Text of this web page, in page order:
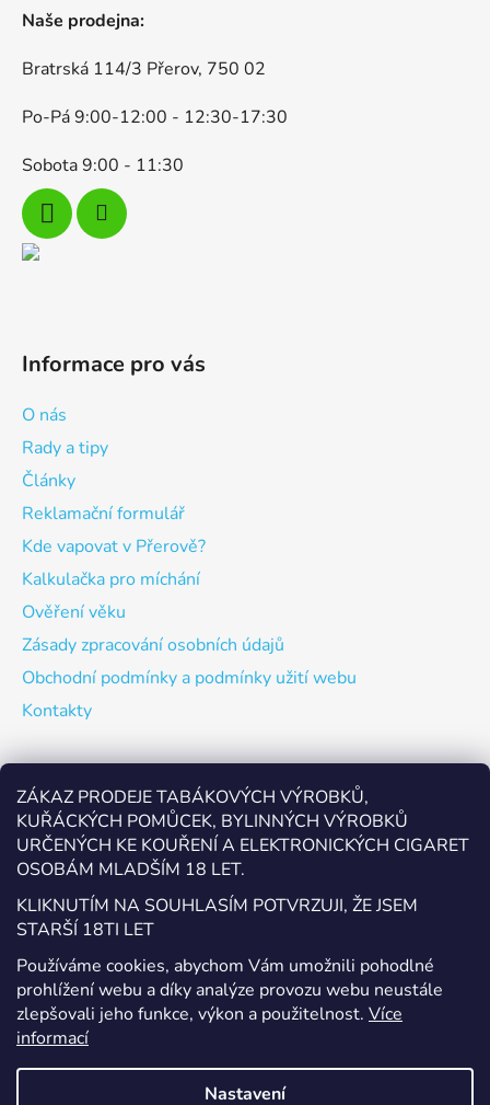
ZÁKAZ PRODEJE TABÁKOVÝCH VÝROBKŮ,
KUŘÁCKÝCH POMŮCEK, BYLINNÝCH VÝROBKŮ
URČENÝCH KE KOUŘENÍ A ELEKTRONICKÝCH CIGARET
OSOBÁM MLADŠÍM 18 LET.
KLIKNUTÍM NA SOUHLASÍM POTVRZUJI, ŽE JSEM
STARŠÍ 18TI LET
Používáme cookies, abychom Vám umožnili pohodlné
prohlížení webu a díky analýze provozu webu neustále
zlepšovali jeho funkce, výkon a použitelnost. Více
informací
Nastavení
Naše prodejna:
Bratrská 114/3 Přerov, 750 02
Po-Pá 9:00-12:00 - 12:30-17:30
Sobota 9:00 - 11:30
Informace pro vás
O nás
Rady a tipy
Články
Reklamační formulář
Kde vapovat v Přerově?
Kalkulačka pro míchání
Ověření věku
Zásady zpracování osobních údajů
Obchodní podmínky a podmínky užití webu
Kontakty
Odebírat newsletter
Vložte svůj e-mail a my vám budeme zasílat informace o
nových produktech na našem e-shopu.
E-mail
Vložením e-mailu souhlasíte s
podmínkami ochrany
osobních údajů
PŘIHLÁSIT SE